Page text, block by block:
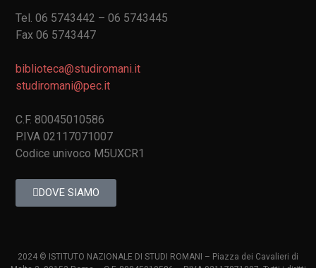
Tel. 06 5743442 – 06 5743445
Fax 06 5743447
biblioteca@studiromani.it
studiromani@pec.it
C.F. 80045010586
P.IVA 02117071007
Codice univoco M5UXCR1
DOVE SIAMO
2024 © ISTITUTO NAZIONALE DI STUDI ROMANI – Piazza dei Cavalieri di